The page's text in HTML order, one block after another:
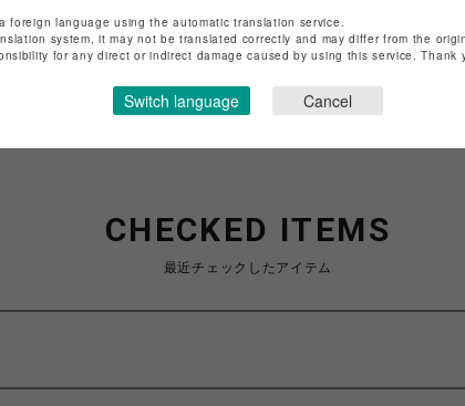
定商取引法など法令に基づく表記はこちら
ョップお問い合わせはこちら
CHECKED ITEMS
最近チェックしたアイテム
foreign language using the automatic translation service.
system, it may not be translated correctly and may differ from the
for any direct or indirect damage caused by using this service. Thank
Switch language Cancel